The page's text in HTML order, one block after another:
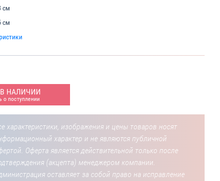
см
см
НАЛИЧИИ
о поступлении
характеристики, изображения и цены товаров носят
характер и не являются публичной
Оферта является действительной только после
(акцепта) менеджером компании.
оставляет за собой право на исправление